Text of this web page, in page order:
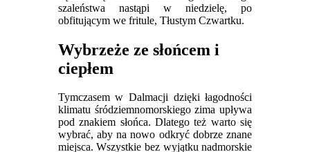
szaleństwa nastąpi w niedzielę, po
obfitującym we fritule, Tłustym Czwartku.
Wybrzeże ze słońcem i
ciepłem
Tymczasem w Dalmacji dzięki łagodności
klimatu śródziemnomorskiego zima upływa
pod znakiem słońca. Dlatego też warto się
wybrać, aby na nowo odkryć dobrze znane
miejsca. Wszystkie bez wyjątku nadmorskie